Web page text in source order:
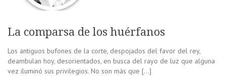
La comparsa de los huérfanos
Los antiguos bufones de la corte, despojados del favor del rey,
deambulan hoy, desorientados, en busca del rayo de luz que alguna
vez iluminó sus privilegios. No son más que […]